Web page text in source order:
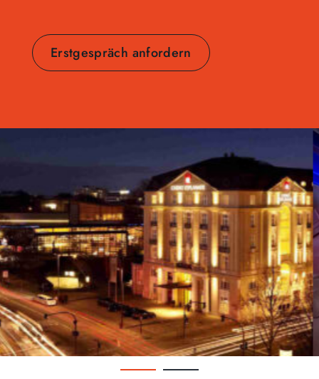
Erstgespräch anfordern